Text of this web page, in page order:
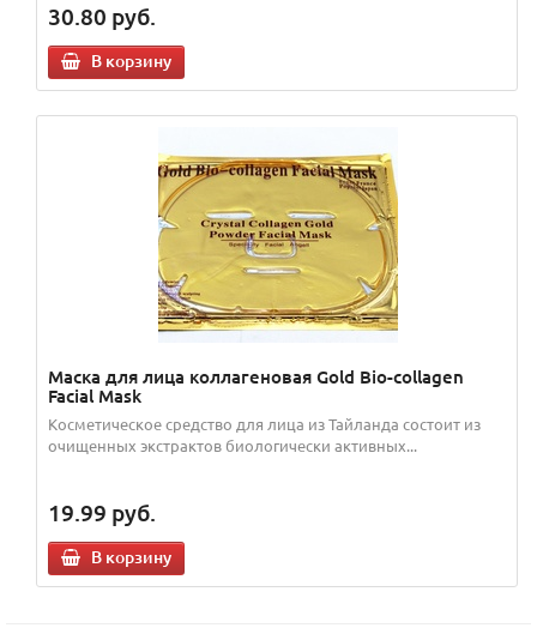
30.80 руб.
В корзину
Маска для лица коллагеновая Gold Bio-collagen
Facial Mask
Косметическое средство для лица из Тайланда состоит из
очищенных экстрактов биологически активных...
19.99 руб.
В корзину